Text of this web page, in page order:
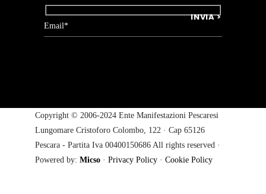
Copyright © 2006-2024 Ente Manifestazioni Pescaresi
Lungomare Cristoforo Colombo, 122 · Cap 65126
Pescara - Partita Iva 00400150686 All rights reserved ·
Powered by: Micso · Privacy Policy · Cookie Policy